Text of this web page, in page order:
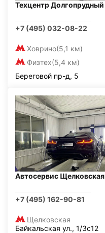
Техцентр Долгопрудный
+7 (495) 032-08-22
Ховрино(5,1 км)
Физтех(5,4 км)
Береговой пр-д, 5
Автосервис Щелковская
+7 (495) 162-90-81
Щелковская
Байкальская ул., 1/3с12